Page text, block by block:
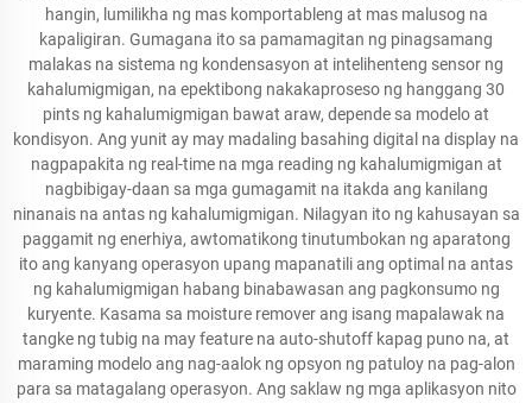
hangin, lumilikha ng mas komportableng at mas malusog na
kapaligiran. Gumagana ito sa pamamagitan ng pinagsamang
malakas na sistema ng kondensasyon at intelihenteng sensor ng
kahalumigmigan, na epektibong nakakaproseso ng hanggang 30
pints ng kahalumigmigan bawat araw, depende sa modelo at
kondisyon. Ang yunit ay may madaling basahing digital na display na
nagpapakita ng real-time na mga reading ng kahalumigmigan at
nagbibigay-daan sa mga gumagamit na itakda ang kanilang
ninanais na antas ng kahalumigmigan. Nilagyan ito ng kahusayan sa
paggamit ng enerhiya, awtomatikong tinutumbokan ng aparatong
ito ang kanyang operasyon upang mapanatili ang optimal na antas
ng kahalumigmigan habang binabawasan ang pagkonsumo ng
kuryente. Kasama sa moisture remover ang isang mapalawak na
tangke ng tubig na may feature na auto-shutoff kapag puno na, at
maraming modelo ang nag-aalok ng opsyon ng patuloy na pag-alon
para sa matagalang operasyon. Ang saklaw ng mga aplikasyon nito